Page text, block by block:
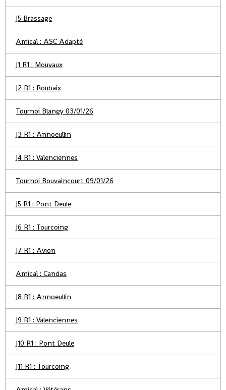
J5 Brassage
Amical : ASC Adapté
J1 R1 : Mouvaux
J2 R1 : Roubaix
Tournoi Blangy 03/01/26
J3 R1 : Annoeullin
J4 R1 : Valenciennes
Tournoi Bouvaincourt 09/01/26
J5 R1 : Pont Deule
J6 R1 : Tourcoing
J7 R1 : Avion
Amical : Candas
J8 R1 : Annoeullin
J9 R1 : Valenciennes
J10 R1 : Pont Deule
J11 R1 : Tourcoing